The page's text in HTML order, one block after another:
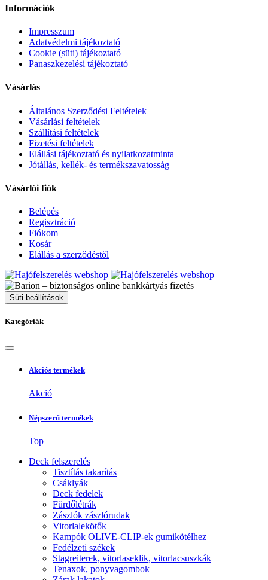
Információk
Impresszum
Adatvédelmi tájékoztató
Cookie (süti) tájékoztató
Panaszkezelési tájékoztató
Vásárlás
Általános Szerződési Feltételek
Vásárlási feltételek
Szállítási feltételek
Fizetési feltételek
Elállási tájékoztató és nyilatkozatminta
Jótállás, kellék- és termékszavatosság
Vásárlói fiók
Belépés
Regisztráció
Fiókom
Kosár
Elállás a szerződéstől
Süti beállítások
Kategóriák
Akciós termékek
Akció
Népszerű termékek
Top
Deck felszerelés
Tisztítás takarítás
Csáklyák
Deck fedelek
Fürdőlétrák
Zászlók zászlórudak
Vitorlalekötők
Kampók OLIVE-CLIP-ek gumikötélhez
Fedélzeti székek
Stagreiterek, vitorlaseklik, vitorlacsuszkák
Tenaxok, ponyvagombok